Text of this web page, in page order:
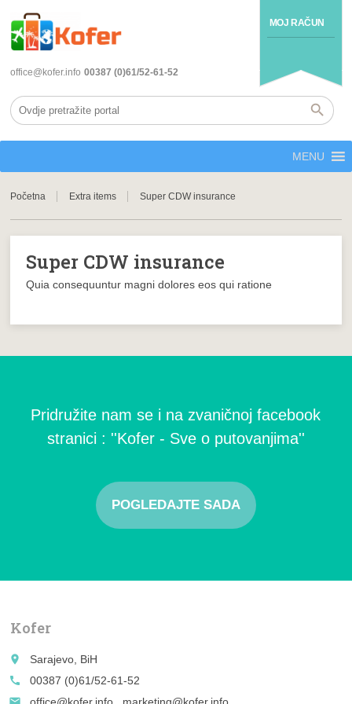
MOJ RAČUN
office@kofer.info 00387 (0)61/52-61-52
MENU
Početna Extra items Super CDW insurance
Super CDW insurance
Quia consequuntur magni dolores eos qui ratione
Pridružite nam se i na zvaničnoj facebook
stranici : ''Kofer - Sve o putovanjima''
POGLEDAJTE SADA
Kofer
place
Sarajevo, BiH
call
00387 (0)61/52-61-52